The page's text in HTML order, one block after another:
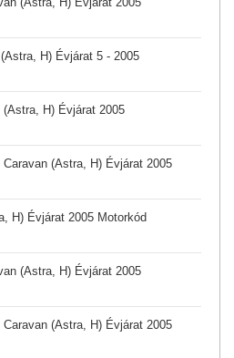
H) Évjárat 5 - 2005
H) Évjárat 2005
(Astra, H) Évjárat 2005
H) Évjárat 2005 Motorkód
(Astra, H) Évjárat 2005
(Astra, H) Évjárat 2005